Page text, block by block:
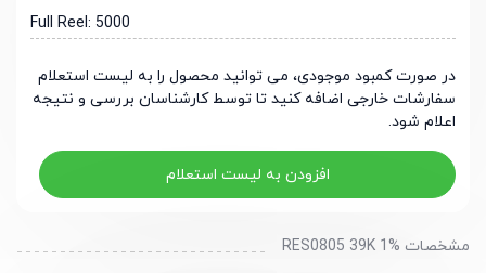
Full Reel: 5000
در صورت کمبود موجودی، می توانید محصول را به لیست استعلام
سفارشات خارجی اضافه کنید تا توسط کارشناسان بررسی و نتیجه
اعلام شود.
افزودن به لیست استعلام
مشخصات RES0805 39K 1%